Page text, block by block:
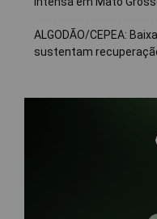
ALGODÃO/CEPEA:
sustentam